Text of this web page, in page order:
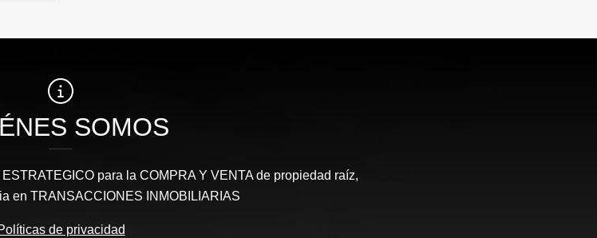
SOMOS
para la COMPRA Y VENTA de propiedad raíz,
en TRANSACCIONES INMOBILIARIAS
de privacidad